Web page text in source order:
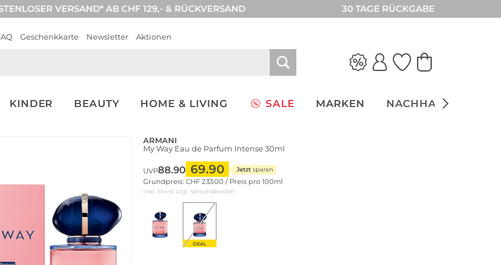
VERSAND* AB CHF 129,- & RÜCKVERSAND 30 TAGE RÜCKGABE
Geschenkkarte Newsletter Aktionen
KINDER BEAUTY HOME & LIVING SALE MARKEN NACHHALTIGKEIT
ARMANI
My Way Eau de Parfum Intense 30ml
UVP88.90 69.90 Jetzt sparen
Grundpreis: CHF 233.00 / Preis pro 100ml
inkl. Mwst zzgl. Versandkosten
DEAL